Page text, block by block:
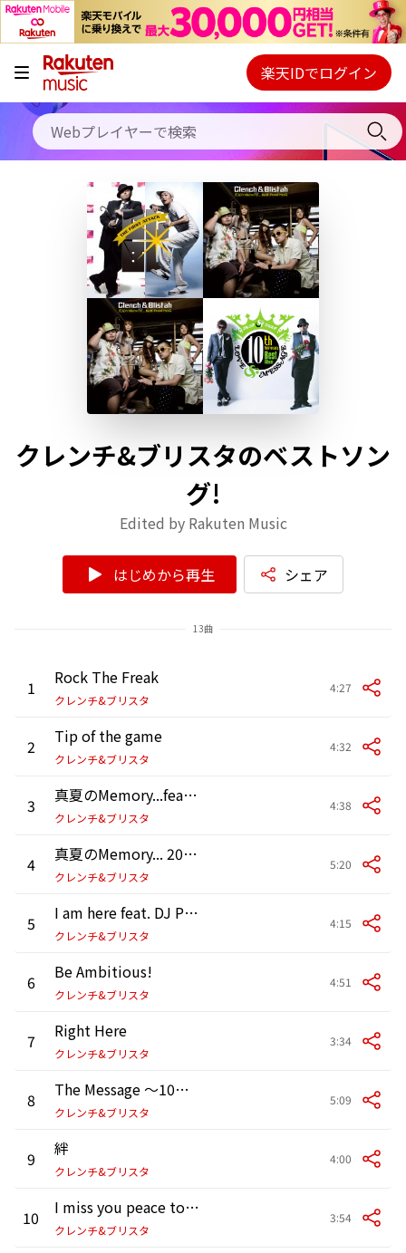
キャンペーン
料金プラン
使い方
初回30日間無料お試し
Webプレイヤー
ご契約内容の確認・変更
楽天IDでログイン
クレンチ&ブリスタのベストソン
グ!
Edited by Rakuten Music
はじめから再生 シェア
13曲
1 Rock The Freak
クレンチ&ブリスタ
4:27
2 Tip of the game
クレンチ&ブリスタ
4:32
3 真夏のMemory...feat.Foxxi misQ
クレンチ&ブリスタ
4:38
4 真夏のMemory... 2011 feat. Fivesta
クレンチ&ブリスタ
5:20
5 I am here feat. DJ PMX
クレンチ&ブリスタ
4:15
6 Be Ambitious!
クレンチ&ブリスタ
4:51
7 Right Here
クレンチ&ブリスタ
3:34
8 The Message ～10年の軌跡～
クレンチ&ブリスタ
5:09
9 絆
クレンチ&ブリスタ
4:00
10 I miss you peace to DEM
クレンチ&ブリスタ
3:54